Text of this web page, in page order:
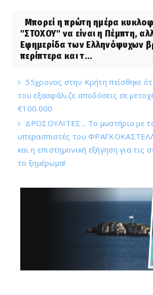
Μπορεί η πρώτη ημέρα
"ΣΤΟΧΟΥ" να είναι η Πέμπτη,
Εφημερίδα των Ελληνόψυχων
περίπτερα και τ...
55χρονος στην Κρήτη πείσθηκε
του εξασφάλιζε αποδόσεις σε
€100.000
ΔΡΟΣΟΥΛΙΤΕΣ... Το μυστήριο με
υπερασπιστές του
και η επιστημονική εξήγηση για τις
το ξημέρωμα!